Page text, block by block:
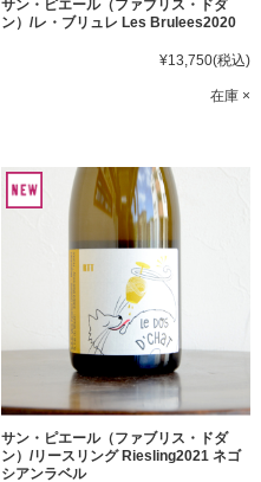
サン・ピエール（ファブリス・ドダ
ン）/レ・ブリュレ Les Brulees2020
¥13,750(税込)
在庫 ×
サン・ピエール（ファブリス・ドダ
ン）/リースリング Riesling2021 ネゴ
シアンラベル